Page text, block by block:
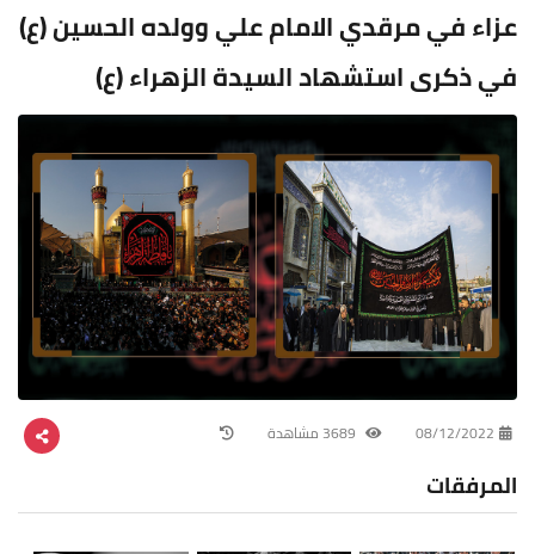
عزاء في مرقدي الامام علي وولده الحسين (ع)
في ذكرى استشهاد السيدة الزهراء (ع)
08/12/2022
المرفقات